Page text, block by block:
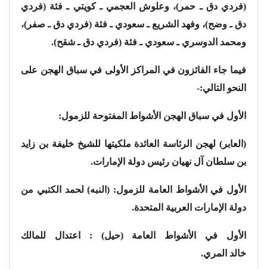
(فردي دق ـ حمر)، وعلوش العجمي ـ كويتي ـ فئة (فردي
دق ـ وضح)، وفهد الشريع ـ سعودي ـ فئة (فردي دق ـ صفر)،
ومحمد الدوسري ـ سعودي ـ فئة (فردي دق ـ شقح).
فيما جاء الفائزون في المراكز الأولى في سباق الهجن على
النحو التالي:-
الأول في سباق الهجن الأشواط المفتوحة للزمول:
(العابر) لهجن الرئاسة العائدة ملكيتها للشيخ خليفة بن زايد
بن سلطان آل نهيان رئيس دولة الإمارات.
الأول في الأشواط العامة للزمول: (النبه) لحمد الكتبي من
دولة الإمارات العربية المتحدة.
الأول في الأشواط العامة (حيل) :
اعتدال للمالك
خالد المري.